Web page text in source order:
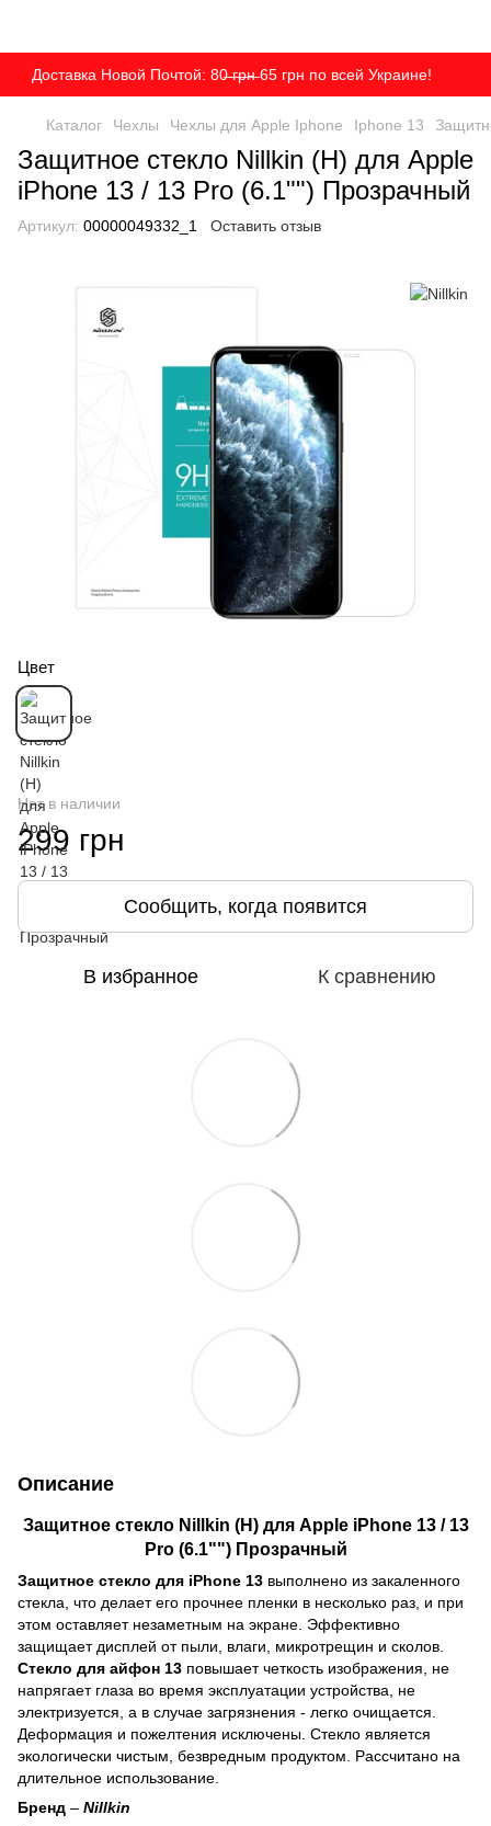
Доставка Новой Почтой: 80̶ ̶г̶р̶н̶ 65 грн по всей Украине!
Каталог Чехлы Чехлы для Apple Iphone Iphone 13
Защитное стекло Nillkin (H) для Apple
iPhone 13 / 13 Pro (6.1"") Прозрачный
Артикул: 00000049332_1 Оставить отзыв
Цвет
Нет в наличии
299 грн
Сообщить, когда появится
В избранное К сравнению
Описание
Защитное стекло Nillkin (H) для Apple iPhone 13 / 13
Pro (6.1"") Прозрачный
Защитное стекло для iPhone 13 выполнено из закаленного
стекла, что делает его прочнее пленки в несколько раз, и при
этом оставляет незаметным на экране. Эффективно
защищает дисплей от пыли, влаги, микротрещин и сколов.
Стекло для айфон 13 повышает четкость изображения, не
напрягает глаза во время эксплуатации устройства, не
электризуется, а в случае загрязнения - легко очищается.
Деформация и пожелтения исключены. Стекло является
экологически чистым, безвредным продуктом. Рассчитано на
длительное использование.
Бренд – Nillkin